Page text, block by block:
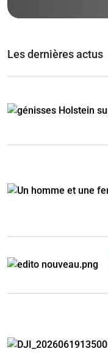
Les dernières actus